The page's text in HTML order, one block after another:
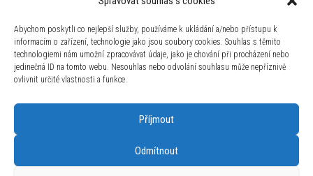
Abychom poskytli co nejlepší služby, používáme k ukládání a/nebo přístupu k
informacím o zařízení, technologie jako jsou soubory cookies. Souhlas s těmito
technologiemi nám umožní zpracovávat údaje, jako je chování při procházení nebo
jedinečná ID na tomto webu. Nesouhlas nebo odvolání souhlasu může nepříznivě
ovlivnit určité vlastnosti a funkce.
Příjmout
Odmítnout
39 990Kč
Baume & Mercier Riviera Flyback Chronograph
10828